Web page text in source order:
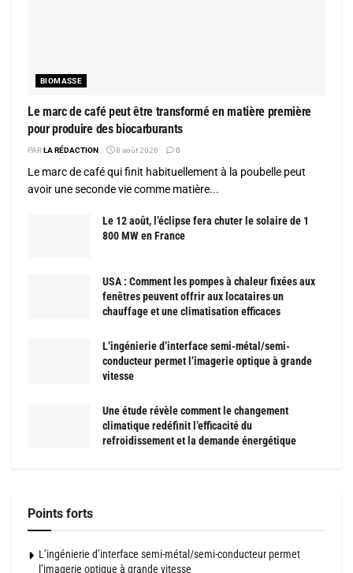
BIOMASSE
Le marc de café peut être transformé en matière première
pour produire des biocarburants
PARLA RÉDACTION 8 août 2026 0
Le marc de café qui finit habituellement à la poubelle peut
avoir une seconde vie comme matière...
Le 12 août, l’éclipse fera chuter le solaire de 1
800 MW en France
USA : Comment les pompes à chaleur fixées aux
fenêtres peuvent offrir aux locataires un
chauffage et une climatisation efficaces
L’ingénierie d’interface semi-métal/semi-
conducteur permet l’imagerie optique à grande
vitesse
Une étude révèle comment le changement
climatique redéfinit l’efficacité du
refroidissement et la demande énergétique
Points forts
L’ingénierie d’interface semi-métal/semi-conducteur permet
l’imagerie optique à grande vitesse